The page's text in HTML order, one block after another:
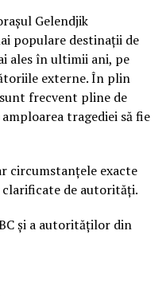
Gelendjik
populare destinații de
ales în ultimii ani, pe
externe. În plin
frecvent pline de
tragediei să fie
circumstanțele exacte
clarificate de autorități.
și a autorităților din